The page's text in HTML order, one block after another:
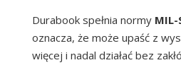
Durabook spełnia normy MIL-
oznacza, że może upaść z
więcej i nadal działać bez